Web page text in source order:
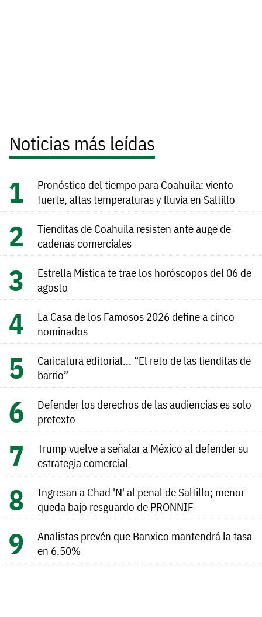
Noticias más leídas
Pronóstico del tiempo para Coahuila: viento
fuerte, altas temperaturas y lluvia en Saltillo
Tienditas de Coahuila resisten ante auge de
cadenas comerciales
Estrella Mística te trae los horóscopos del 06 de
agosto
La Casa de los Famosos 2026 define a cinco
nominados
Caricatura editorial... “El reto de las tienditas de
barrio”
Defender los derechos de las audiencias es solo
pretexto
Trump vuelve a señalar a México al defender su
estrategia comercial
Ingresan a Chad 'N' al penal de Saltillo; menor
queda bajo resguardo de PRONNIF
Analistas prevén que Banxico mantendrá la tasa
en 6.50%